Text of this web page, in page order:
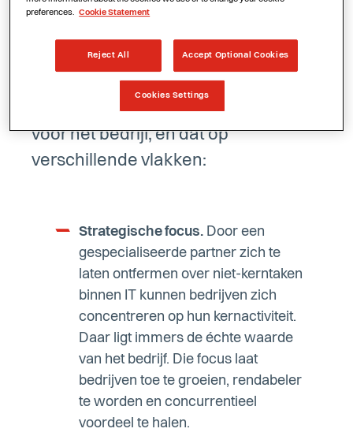
Hoewel dat een valabel argument is,
een dienst van IT-beheer over veel
meer dan dat. Het gaat om het
creëren van toegevoegde waarde
voor het bedrijf, en dat op
verschillende vlakken:
Strategische focus. Door een
gespecialiseerde partner zich te
laten ontfermen over niet-kerntaken
binnen IT kunnen bedrijven zich
concentreren op hun kernactiviteit.
Daar ligt immers de échte waarde
van het bedrijf. Die focus laat
bedrijven toe te groeien, rendabeler
te worden en concurrentieel
voordeel te halen.
preferences. Cookie Statement
Reject All Accept Optional Cookies
Cookies Settings